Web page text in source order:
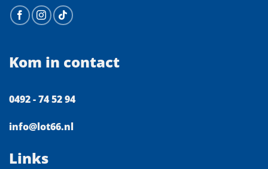
Kom in contact
0492 - 74 52 94
info@lot66.nl
Links